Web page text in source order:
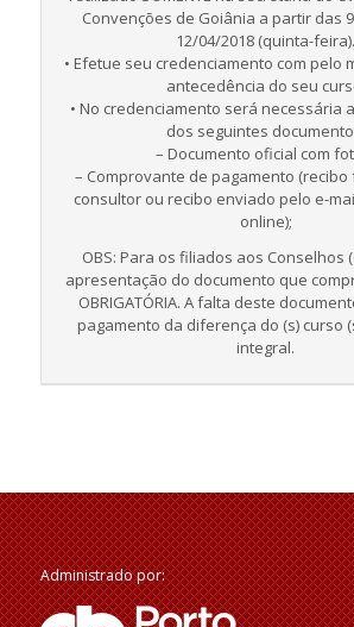
Convenções de Goiânia a partir das
12/04/2018 (quinta-feira).
• Efetue seu credenciamento com pelo
antecedência do seu
• No credenciamento será necessária
dos seguintes
– Documento oficial com
– Comprovante de pagamento
consultor ou recibo enviado pelo e-
online);
OBS: Para os filiados aos Conselhos
apresentação do documento que
OBRIGATÓRIA. A falta deste
pagamento da diferença do (s) curso
integral.
Administrado por: